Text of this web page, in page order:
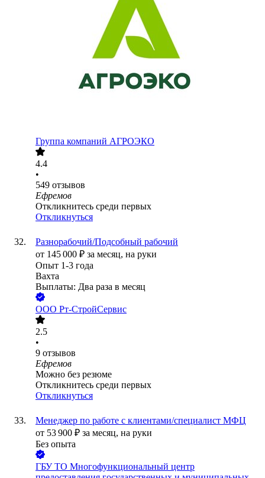
Группа компаний АГРОЭКО
4.4
•
549 отзывов
Ефремов
Откликнитесь среди первых
Откликнуться
Разнорабочий/Подсобный рабочий
от 145 000 ₽ за месяц, на руки
Опыт 1-3 года
Вахта
Выплаты: Два раза в месяц
ООО Рт-СтройСервис
2.5
•
9 отзывов
Ефремов
Можно без резюме
Откликнитесь среди первых
Откликнуться
Менеджер по работе с клиентами/специалист МФЦ
от 53 900 ₽ за месяц, на руки
Без опыта
ГБУ ТО Многофункциональный центр